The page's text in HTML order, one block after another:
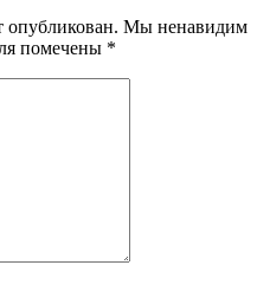
опубликован. Мы ненавидим
помечены *